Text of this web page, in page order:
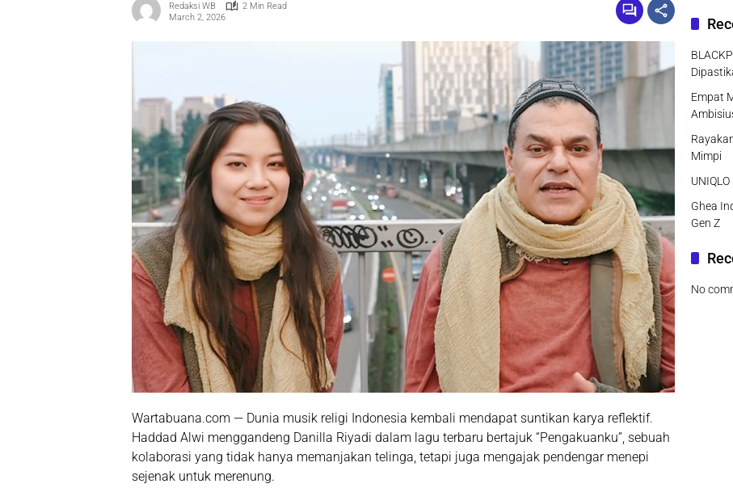
Redaksi WB
2 Min Read
March 2, 2026
Wartabuana.com — Dunia musik religi Indonesia kembali mendapat suntikan karya reflektif.
Haddad Alwi menggandeng Danilla Riyadi dalam lagu terbaru bertajuk “Pengakuanku”, sebuah
kolaborasi yang tidak hanya memanjakan telinga, tetapi juga mengajak pendengar menepi
sejenak untuk merenung.
Empat
Mimpi
Ghea
Gen Z
No